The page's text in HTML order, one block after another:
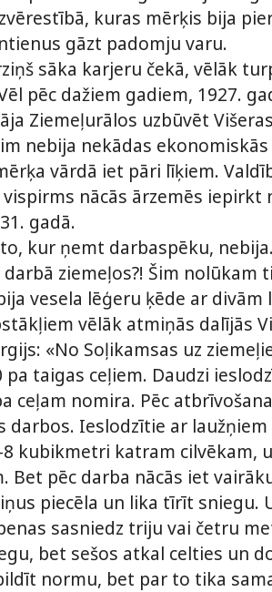
kuras mērķis bija
gāzt padomju varu.
sāka karjeru čekā, vēlāk
pēc dažiem gadiem, 1927.
Ziemeļurālos uzbūvēt
nebija nekādas
vārdā iet pāri līķiem.
vispirms nācās ārzemēs
gadā.
kur ņemt darbaspēku,
ziemeļos?! Šim nolūkam
vesela lēģeru ķēde ar
vēlāk atmiņās dalījās
«No Soļikamsas uz
taigas ceļiem. Daudzi
ceļam nomira. Pēc
darbos. Ieslodzītie ar
kubikmetri katram cilvēkam,
Bet pēc darba nācās iet
piecēla un lika tīrīt
sasniedz triju vai četru
bet sešos atkal celties un
normu, bet par to tika